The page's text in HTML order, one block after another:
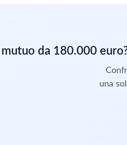
da 180.000
una